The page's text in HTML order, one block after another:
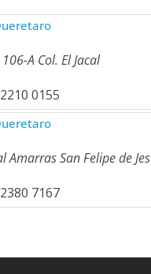
A Col. El Jacal
0155
Amarras San Felipe de
7167